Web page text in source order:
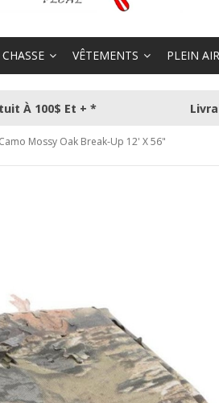
CHASSE VÊTEMENTS PLEIN AIR
À 100$ Et + *
Mossy Oak Break-Up 12' X 56"